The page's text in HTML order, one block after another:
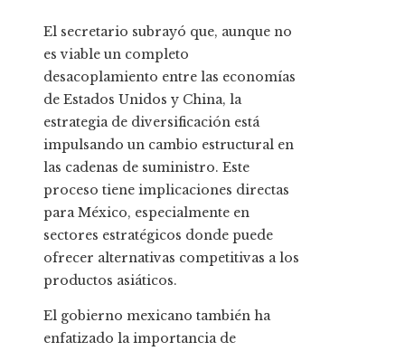
El secretario subrayó que, aunque no
es viable un completo
desacoplamiento entre las economías
de Estados Unidos y China, la
estrategia de diversificación está
impulsando un cambio estructural en
las cadenas de suministro. Este
proceso tiene implicaciones directas
para México, especialmente en
sectores estratégicos donde puede
ofrecer alternativas competitivas a los
productos asiáticos.
El gobierno mexicano también ha
enfatizado la importancia de